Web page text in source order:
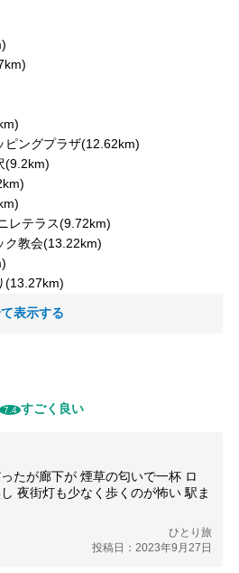
ピングプラザ(12.62km)
(9.2km)
レテラス(9.72km)
ク教会(13.22km)
(13.27km)
表示する
7.4 すごく良い
たが廊下が 煙草の匂いで一杯 ロ
夜街灯も少なく歩くのが怖い 駅ま
ひとり旅
投稿日：2023年9月27日